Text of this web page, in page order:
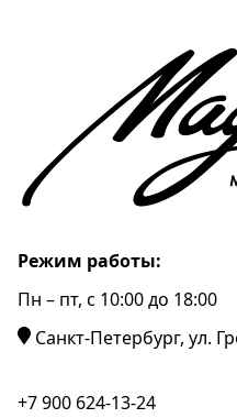
Режим работы:
Пн – пт, c 10:00 до 18:00
Санкт-Петербург, ул.
+7 900 624-13-24